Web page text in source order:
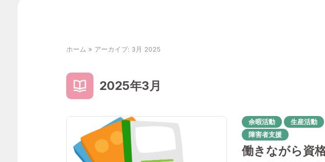
ホーム » アーカイブ: 3月 2025
2025年3月
余暇活動 生産活動
障害者支援
働きながら資